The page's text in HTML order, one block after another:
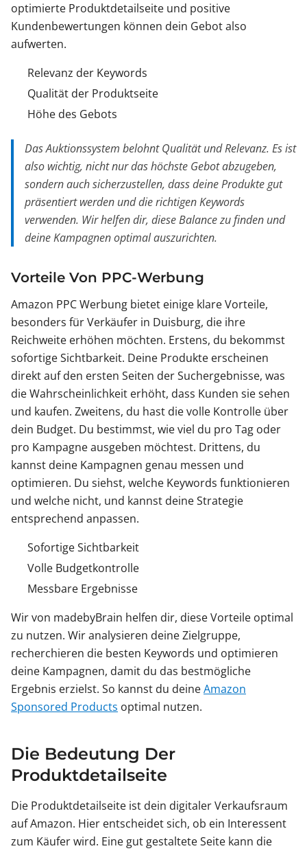
optimierte Produktdetailseite und positive
Kundenbewertungen können dein Gebot also
aufwerten.
Relevanz der Keywords
Qualität der Produktseite
Höhe des Gebots
Das Auktionssystem belohnt Qualität und Relevanz. Es ist
also wichtig, nicht nur das höchste Gebot abzugeben,
sondern auch sicherzustellen, dass deine Produkte gut
präsentiert werden und die richtigen Keywords
verwenden. Wir helfen dir, diese Balance zu finden und
deine Kampagnen optimal auszurichten.
Vorteile Von PPC-Werbung
Amazon PPC Werbung bietet einige klare Vorteile,
besonders für Verkäufer in Duisburg, die ihre
Reichweite erhöhen möchten. Erstens, du bekommst
sofortige Sichtbarkeit. Deine Produkte erscheinen
direkt auf den ersten Seiten der Suchergebnisse, was
die Wahrscheinlichkeit erhöht, dass Kunden sie sehen
und kaufen. Zweitens, du hast die volle Kontrolle über
dein Budget. Du bestimmst, wie viel du pro Tag oder
pro Kampagne ausgeben möchtest. Drittens, du
kannst deine Kampagnen genau messen und
optimieren. Du siehst, welche Keywords funktionieren
und welche nicht, und kannst deine Strategie
entsprechend anpassen.
Sofortige Sichtbarkeit
Volle Budgetkontrolle
Messbare Ergebnisse
Wir von madebyBrain helfen dir, diese Vorteile optimal
zu nutzen. Wir analysieren deine Zielgruppe,
recherchieren die besten Keywords und optimieren
deine Kampagnen, damit du das bestmögliche
Ergebnis erzielst. So kannst du deineAmazon
Sponsored Products optimal nutzen.
Die Bedeutung Der
Produktdetailseite
Die Produktdetailseite ist dein digitaler Verkaufsraum
auf Amazon. Hier entscheidet sich, ob ein Interessent
zum Käufer wird. Eine gut gestaltete Seite kann die